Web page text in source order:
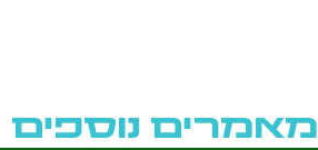
מאמרים נוספים